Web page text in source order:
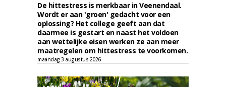
De hittestress is merkbaar in Veenendaal.
Wordt er aan 'groen' gedacht voor een
oplossing? Het college geeft aan dat
daarmee is gestart en naast het voldoen
aan wettelijke eisen werken ze aan meer
maatregelen om hittestress te voorkomen.
maandag 3 augustus 2026